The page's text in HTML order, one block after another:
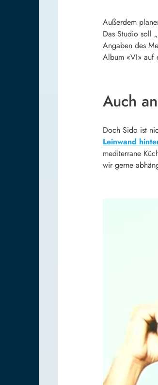
Außerdem
Das Studio soll
Angaben des
Album «VI» auf
Auch
Doch Sido ist
Leinwand
mediterrane
wir gerne